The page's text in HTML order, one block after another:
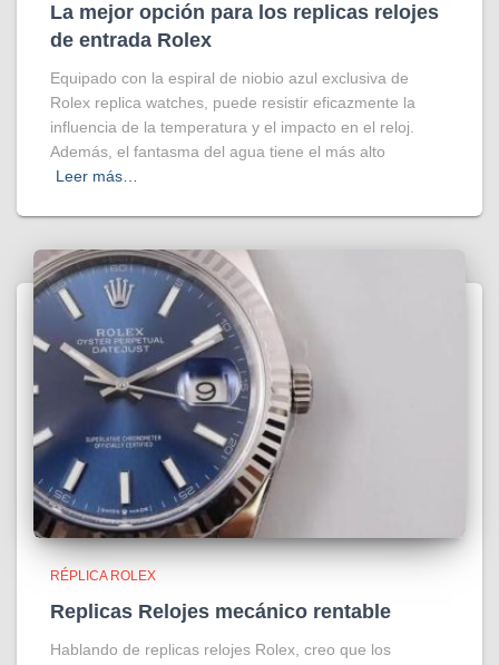
La mejor opción para los replicas relojes
de entrada Rolex
Equipado con la espiral de niobio azul exclusiva de
Rolex replica watches, puede resistir eficazmente la
influencia de la temperatura y el impacto en el reloj.
Además, el fantasma del agua tiene el más alto
Leer más…
RÉPLICA ROLEX
Replicas Relojes mecánico rentable
Hablando de replicas relojes Rolex, creo que los